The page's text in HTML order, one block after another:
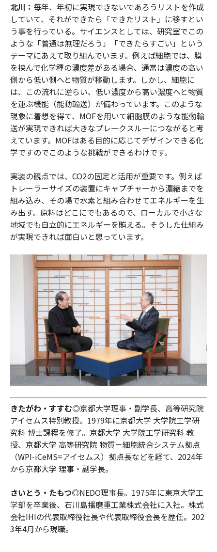
北川： 毎年、年初に実現できないであろうリストを作成
していて、それができたら「できたリスト」に移すとい
う事を行っている。サイエンスとしては、研究室でこの
ような「普通は無理だろう」「できたらすごい」という
テーマにあえて取り組んでいます。例えば細胞では、膜
を挟んで化学種の濃度差がある場合、通常は濃度の高い
側から低い側へと物質が移動します。しかし、細胞に
は、この流れに逆らい、低い濃度から高い濃度へと物質
を運ぶ機能（能動輸送）が備わっています。このような
現象に着想を得て、MOFを用いて細胞膜のような能動輸
送が実現できれば大きなブレークスルーにつながると考
えています。MOFはある目的に応じてデザインできる化
学ですのでこのような挑戦ができるわけです。
実装の観点では、CO2の固定と活用が重要です。例えば
トレーラーサイズの装置にキャプチャーから濃縮までを
組み込み、その場で水素と組み合わせてエネルギーを生
み出す。原料はどこにでもあるので、ローカルで小さな
地域でも自立的にエネルギーを賄える。そうした仕組み
が実現できれば面白いと思っています。
きたがわ・すすむ◎京都大学理事・副学長、高等研究院
アイセムス特別教授。1979年に京都大学 大学院工学研
究科 博士課程を修了。京都大学 大学院工学研究科 教
授、京都大学 高等研究院 物質－細胞統合システム拠点
（WPI-iCeMS=アイセムス）拠点長などを経て、2024年
から京都大学 理事・副学長。
さいとう・たもつ◎NEDO理事長。1975年に東京大学工
学部を卒業後、石川島播磨重工業株式会社に入社。株式
会社IHIの代表取締役社長や代表取締役会長を歴任。202
3年4月から現職。